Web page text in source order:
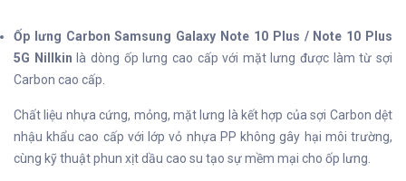
Ốp lưng Carbon Samsung Galaxy Note 10 Plus / Note 10 Plus
5G Nillkin là dòng ốp lưng cao cấp với mặt lưng được làm từ sợi
Carbon cao cấp.
Chất liệu nhựa cứng, mỏng, mặt lưng là kết hợp của sợi Carbon dệt
nhậu khẩu cao cấp với lớp vỏ nhựa PP không gây hại môi trường,
cùng kỹ thuật phun xịt dầu cao su tạo sự mềm mại cho ốp lưng.